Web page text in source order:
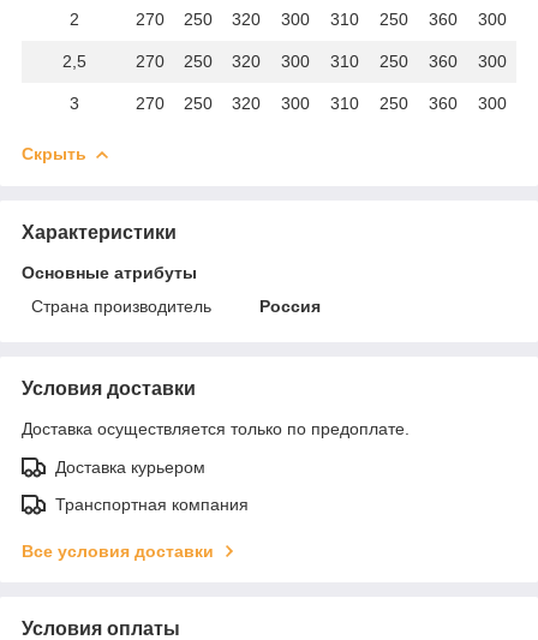
2 270 250 320 300 310 250 360 300
2,5 270 250 320 300 310 250 360 300
3 270 250 320 300 310 250 360 300
Скрыть
Характеристики
Основные атрибуты
Страна производитель
Россия
Условия доставки
Доставка осуществляется только по предоплате.
Доставка курьером
Транспортная компания
Все условия доставки
Условия оплаты